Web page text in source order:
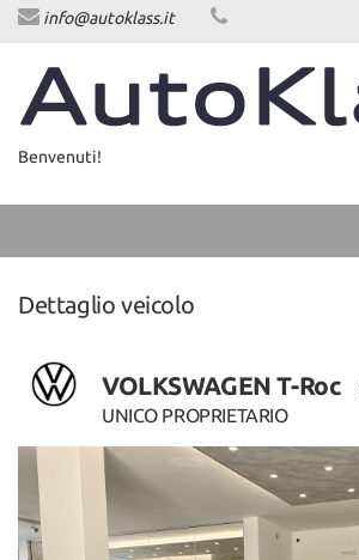
HOME
LISTA VEICOLI
CONTATTI
NEWS
NEWS
AREA COMMERCIANTI
info@autoklass.it
Benvenuti!
Dettaglio veicolo
VOLKSWAGEN T-Roc
UNICO PROPRIETARIO